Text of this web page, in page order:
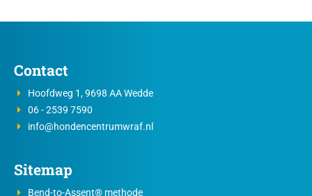
Contact
Hoofdweg 1, 9698 AA Wedde
06 - 2539 7590
info@hondencentrumwraf.nl
Sitemap
Bend-to-Assent® methode